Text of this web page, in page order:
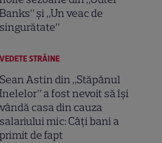
Banks” și „Un veac de
singurătate”
VEDETE STRĂINE
Sean Astin din „Stăpânul
Inelelor” a fost nevoit să își
vândă casa din cauza
salariului mic: Câți bani a
primit de fapt